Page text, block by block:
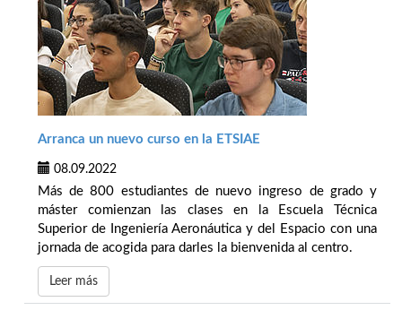
Arranca un nuevo curso en la ETSIAE
08.09.2022
Más de 800 estudiantes de nuevo ingreso de grado y
máster comienzan las clases en la Escuela Técnica
Superior de Ingeniería Aeronáutica y del Espacio con una
jornada de acogida para darles la bienvenida al centro.
Leer más